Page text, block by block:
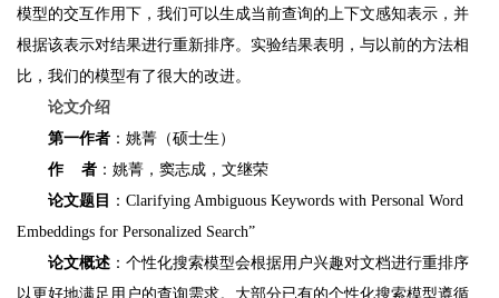
模型的交互作用下，我们可以生成当前查询的上下文感知表示，并
根据该表示对结果进行重新排序。实验结果表明，与以前的方法相
比，我们的模型有了很大的改进。
论文介绍
第一作者 ：姚菁（硕士生）
作 者 ：姚菁，窦志成，文继荣
论文题目 ：Clarifying Ambiguous Keywords with Personal Word
Embeddings for Personalized Search”
论文概述 ：个性化搜索模型会根据用户兴趣对文档进行重排序
以更好地满足用户的查询需求。大部分已有的个性化搜索模型遵循